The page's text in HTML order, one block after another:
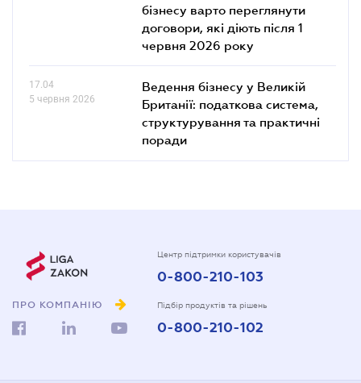
бізнесу варто переглянути
договори, які діють після 1
червня 2026 року
17.04
5 червня 2026
Ведення бізнесу у Великій
Британії: податкова система,
структурування та практичні
поради
ПРО КОМПАНІЮ
Центр підтримки користувачів
0-800-210-103
Підбір продуктів та рішень
0-800-210-102